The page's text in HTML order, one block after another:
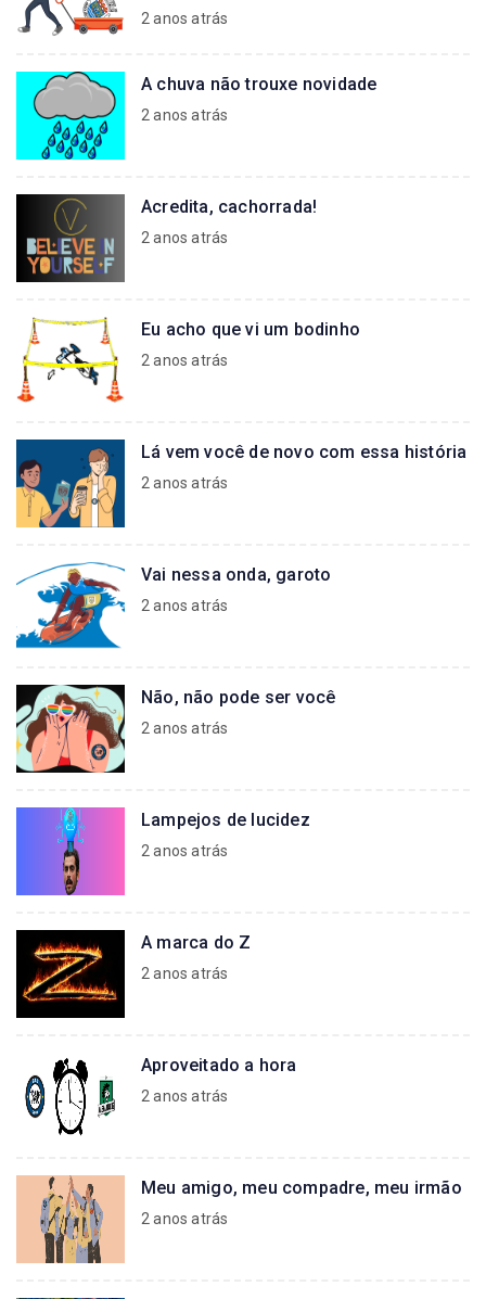
2 anos atrás
A chuva não trouxe novidade
2 anos atrás
Acredita, cachorrada!
2 anos atrás
Eu acho que vi um bodinho
2 anos atrás
Lá vem você de novo com essa história
2 anos atrás
Vai nessa onda, garoto
2 anos atrás
Não, não pode ser você
2 anos atrás
Lampejos de lucidez
2 anos atrás
A marca do Z
2 anos atrás
Aproveitado a hora
2 anos atrás
Meu amigo, meu compadre, meu irmão
2 anos atrás